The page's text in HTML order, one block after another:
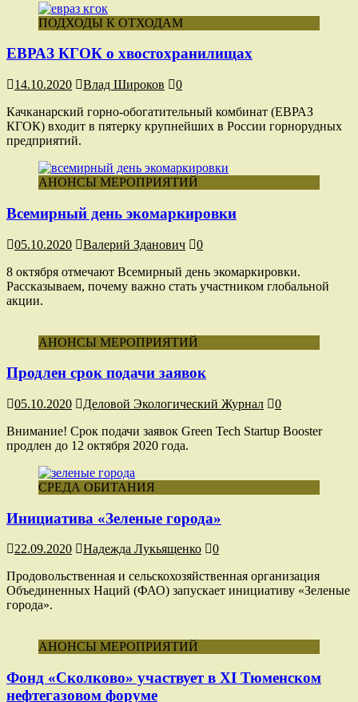
ПОДХОДЫ К ОТХОДАМ
ЕВРАЗ КГОК о хвостохранилищах
14.10.2020 Влад Широков
0
Качканарский горно-обогатительный комбинат (ЕВРАЗ
КГОК) входит в пятерку крупнейших в России горнорудных
предприятий.
АНОНСЫ МЕРОПРИЯТИЙ
Всемирный день экомаркировки
05.10.2020 Валерий Зданович
0
8 октября отмечают Всемирный день экомаркировки.
Рассказываем, почему важно стать участником глобальной
акции.
АНОНСЫ МЕРОПРИЯТИЙ
Продлен срок подачи заявок
05.10.2020 Деловой Экологический Журнал
0
Внимание! Срок подачи заявок Green Tech Startup Booster
продлен до 12 октября 2020 года.
СРЕДА ОБИТАНИЯ
Инициатива «Зеленые города»
22.09.2020 Надежда Лукьященко
0
Продовольственная и сельскохозяйственная организация
Объединенных Наций (ФАО) запускает инициативу «Зеленые
города».
АНОНСЫ МЕРОПРИЯТИЙ
Фонд «Сколково» участвует в XI Тюменском
нефтегазовом форуме